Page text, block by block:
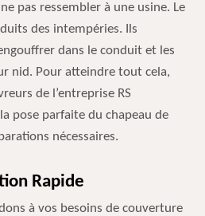
pas ressembler à une usine. Le
des intempéries. Ils
dans le conduit et les
nid. Pour atteindre tout cela,
de l’entreprise RS
pose parfaite du chapeau de
nécessaires.
Rapide
à vos besoins de couverture